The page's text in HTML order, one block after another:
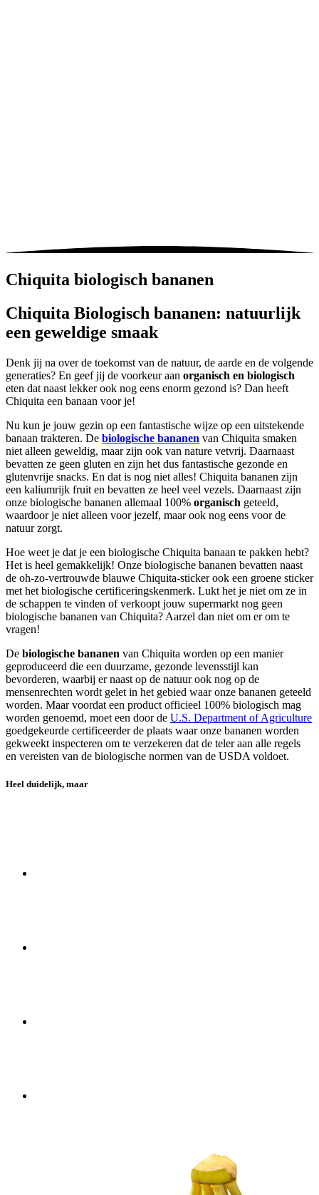
Chiquita biologisch bananen
Chiquita Biologisch bananen: natuurlijk
een geweldige smaak
Denk jij na over de toekomst van de natuur, de aarde en de volgende
generaties? En geef jij de voorkeur aan organisch en biologisch
eten dat naast lekker ook nog eens enorm gezond is? Dan heeft
Chiquita een banaan voor je!
Nu kun je jouw gezin op een fantastische wijze op een uitstekende
banaan trakteren. De biologische bananen van Chiquita smaken
niet alleen geweldig, maar zijn ook van nature vetvrij. Daarnaast
bevatten ze geen gluten en zijn het dus fantastische gezonde en
glutenvrije snacks. En dat is nog niet alles! Chiquita bananen zijn
een kaliumrijk fruit en bevatten ze heel veel vezels. Daarnaast zijn
onze biologische bananen allemaal 100% organisch geteeld,
waardoor je niet alleen voor jezelf, maar ook nog eens voor de
natuur zorgt.
Hoe weet je dat je een biologische Chiquita banaan te pakken hebt?
Het is heel gemakkelijk! Onze biologische bananen bevatten naast
de oh-zo-vertrouwde blauwe Chiquita-sticker ook een groene sticker
met het biologische certificeringskenmerk. Lukt het je niet om ze in
de schappen te vinden of verkoopt jouw supermarkt nog geen
biologische bananen van Chiquita? Aarzel dan niet om er om te
vragen!
De biologische bananen van Chiquita worden op een manier
geproduceerd die een duurzame, gezonde levensstijl kan
bevorderen, waarbij er naast op de natuur ook nog op de
mensenrechten wordt gelet in het gebied waar onze bananen geteeld
worden. Maar voordat een product officieel 100% biologisch mag
worden genoemd, moet een door de U.S. Department of Agriculture
goedgekeurde certificeerder de plaats waar onze bananen worden
gekweekt inspecteren om te verzekeren dat de teler aan alle regels
en vereisten van de biologische normen van de USDA voldoet.
Heel duidelijk, maar